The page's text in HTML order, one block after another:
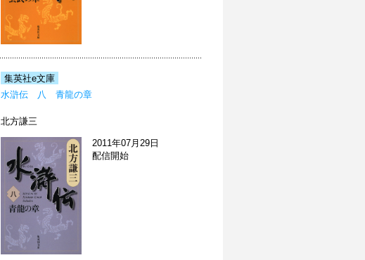
集英社e文庫
水滸伝 八 青龍の章
北方謙三
2011年07月29日
配信開始